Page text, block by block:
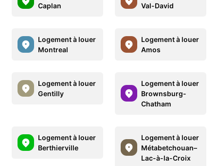
Caplan
Val-David
Logement à louer
Montreal
Logement à louer
Amos
Logement à louer
Gentilly
Logement à louer
Brownsburg-
Chatham
Logement à louer
Berthierville
Logement à louer
Métabetchouan–
Lac-à-la-Croix